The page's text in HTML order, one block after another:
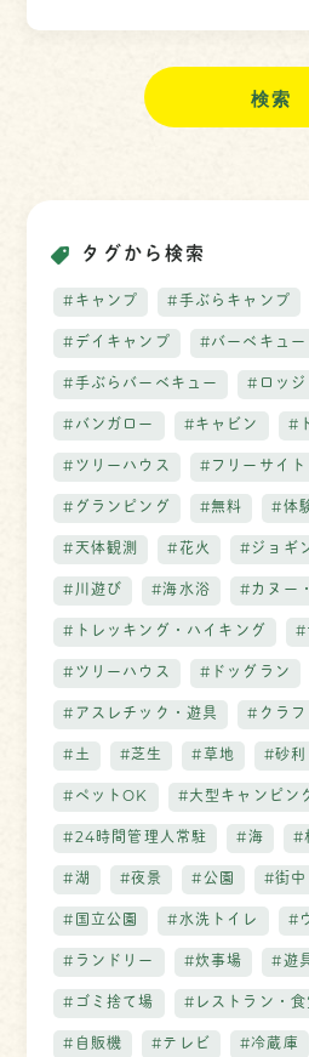
タグから検索
#キャンプ #手ぶらキャンプ
#デイキャンプ #バーベキュー
#手ぶらバーベキュー #ロッジ
#バンガロー #キャビン #
#ツリーハウス #フリーサイト
#グランピング #無料 #体
#天体観測 #花火 #ジョギ
#川遊び #海水浴 #カヌー
#トレッキング・ハイキング #
#ツリーハウス #ドッグラン
#アスレチック・遊具 #クラフ
#土 #芝生 #草地 #砂利
#ペットOK #大型キャンピン
#24時間管理人常駐 #海 #
#湖 #夜景 #公園 #街中
#国立公園 #水洗トイレ #
#ランドリー #炊事場 #遊
#ゴミ捨て場 #レストラン・食
#自販機 #テレビ #冷蔵庫